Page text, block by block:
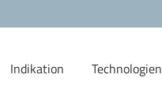
Indikation Technologien